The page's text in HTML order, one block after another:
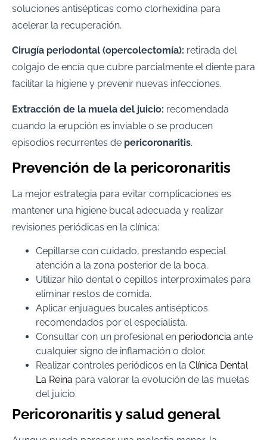
soluciones antisépticas como clorhexidina para
acelerar la recuperación.
Cirugía periodontal (opercolectomía): retirada del
colgajo de encía que cubre parcialmente el diente para
facilitar la higiene y prevenir nuevas infecciones.
Extracción de la muela del juicio: recomendada
cuando la erupción es inviable o se producen
episodios recurrentes de pericoronaritis.
Prevención de la pericoronaritis
La mejor estrategia para evitar complicaciones es
mantener una higiene bucal adecuada y realizar
revisiones periódicas en la clínica:
Cepillarse con cuidado, prestando especial
atención a la zona posterior de la boca.
Utilizar hilo dental o cepillos interproximales para
eliminar restos de comida.
Aplicar enjuagues bucales antisépticos
recomendados por el especialista.
Consultar con un profesional en periodoncia ante
cualquier signo de inflamación o dolor.
Realizar controles periódicos en la Clínica Dental
La Reina para valorar la evolución de las muelas
del juicio.
Pericoronaritis y salud general